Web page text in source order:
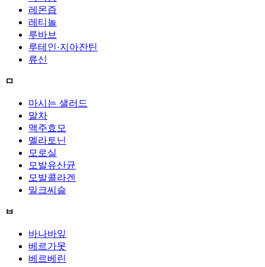
레몬즙
레티놀
루바브
루테인·지아잔틴
류신
ㅁ
마시는 샐러드
말차
맥주효모
멜라토닌
모로실
모발유산균
모발콜라겐
밀크씨슬
ㅂ
바나바잎
베르가못
베르베린